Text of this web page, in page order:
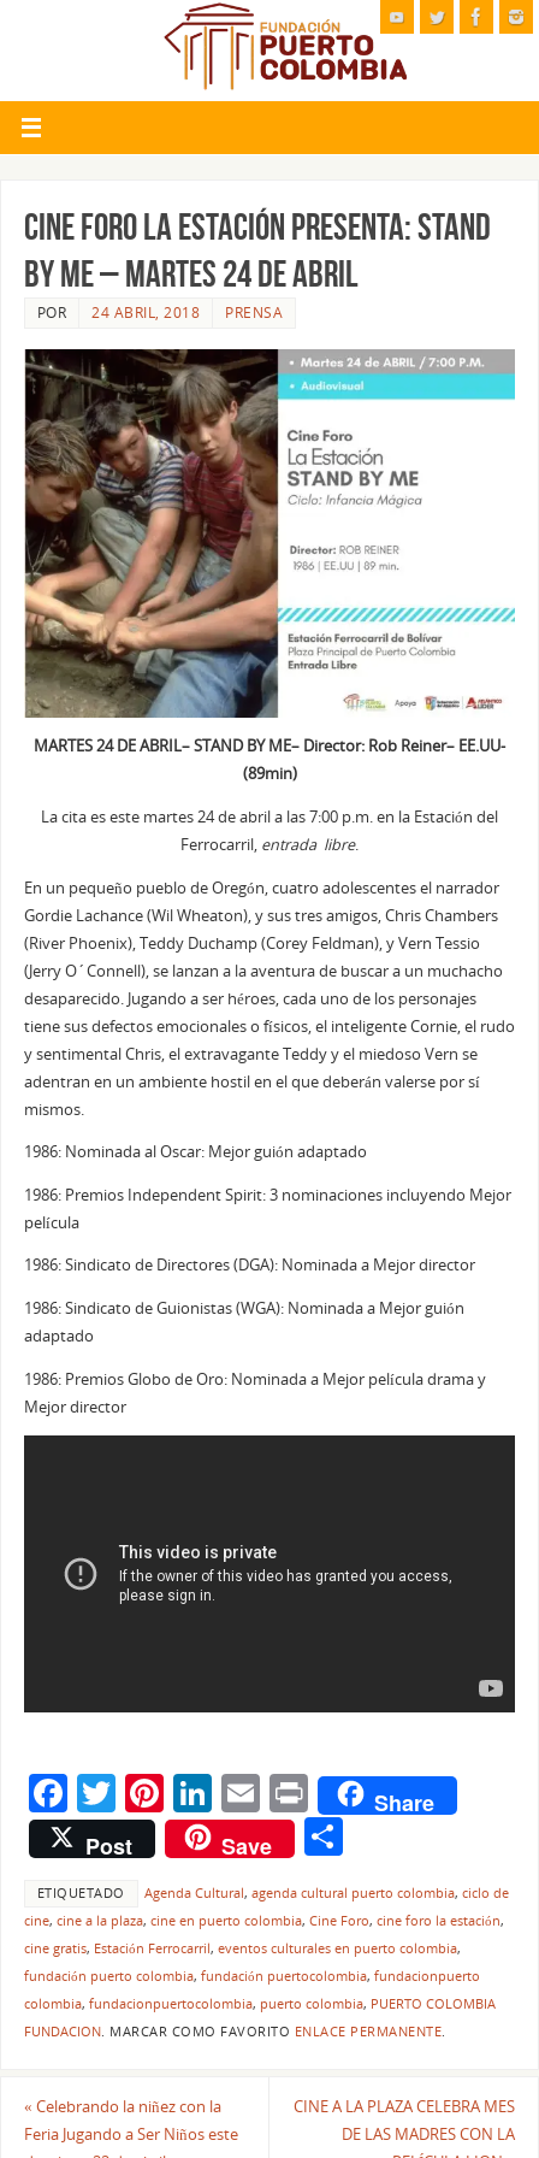
Cine Foro La Estación presenta: Stand
by Me – Martes 24 de abril
POR 24 ABRIL, 2018 PRENSA
MARTES 24 DE ABRIL– STAND BY ME– Director: Rob Reiner– EE.UU-
(89min)
La cita es este martes 24 de abril a las 7:00 p.m. en la Estación del
Ferrocarril, entrada libre.
En un pequeño pueblo de Oregón, cuatro adolescentes el narrador
Gordie Lachance (Wil Wheaton), y sus tres amigos, Chris Chambers
(River Phoenix), Teddy Duchamp (Corey Feldman), y Vern Tessio
(Jerry O´Connell), se lanzan a la aventura de buscar a un muchacho
desaparecido. Jugando a ser héroes, cada uno de los personajes
tiene sus defectos emocionales o físicos, el inteligente Cornie, el rudo
y sentimental Chris, el extravagante Teddy y el miedoso Vern se
adentran en un ambiente hostil en el que deberán valerse por sí
mismos.
1986: Nominada al Oscar: Mejor guión adaptado
1986: Premios Independent Spirit: 3 nominaciones incluyendo Mejor
película
1986: Sindicato de Directores (DGA): Nominada a Mejor director
1986: Sindicato de Guionistas (WGA): Nominada a Mejor guión
adaptado
1986: Premios Globo de Oro: Nominada a Mejor película drama y
Mejor director
F
a
c
e
b
o
o
T
w
itt
er
Pi
nt
er
e
st
Li
n
k
e
dI
n
E
m
ai
l
Pr
in
t
Share
Post
Save C
o
m
p
ar
tir
ETIQUETADO Agenda Cultural, agenda cultural puerto colombia, ciclo de
cine, cine a la plaza, cine en puerto colombia, Cine Foro, cine foro la estación,
cine gratis, Estación Ferrocarril, eventos culturales en puerto colombia,
fundación puerto colombia, fundación puertocolombia, fundacionpuerto
colombia, fundacionpuertocolombia, puerto colombia, PUERTO COLOMBIA
FUNDACION. MARCAR COMO FAVORITO ENLACE PERMANENTE.
« Celebrando la niñez con la
Feria Jugando a Ser Niños este
CINE A LA PLAZA CELEBRA MES
DE LAS MADRES CON LA